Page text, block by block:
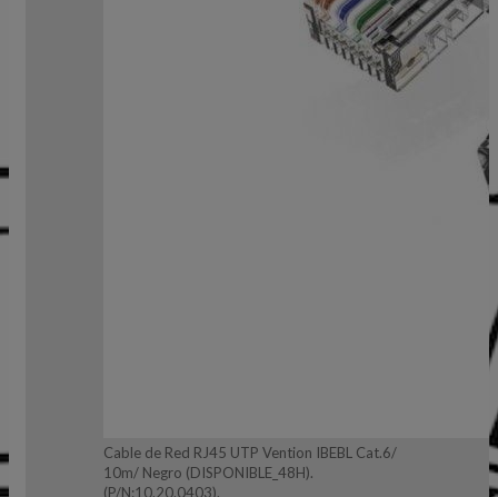
Cable de Red RJ45 UTP Vention IBEBL Cat.6/
10m/ Negro (DISPONIBLE_48H).
(P/N:10.20.0403).